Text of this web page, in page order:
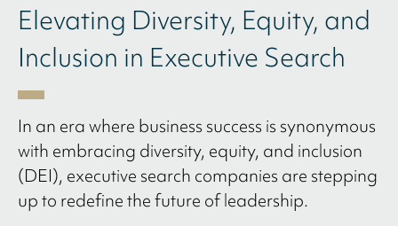
Elevating Diversity, Equity, and
Inclusion in Executive Search
In an era where business success is synonymous
with embracing diversity, equity, and inclusion
(DEI), executive search companies are stepping
up to redefine the future of leadership.